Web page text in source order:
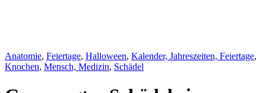
Anatomie, Feiertage, Halloween, Kalender, Jahreszeiten, Feiertage,
Knochen, Mensch, Medizin, Schädel